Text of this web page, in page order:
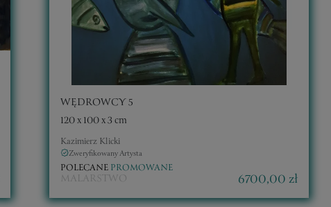
WĘDROWCY 5
120 x 100 x 3 cm
Kazimierz Klicki
Zweryfikowany Artysta
POLECANE PROMOWANE
MALARSTWO 6700,00 zł